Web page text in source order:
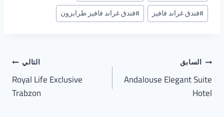
#فندق غراند فافيز #فندق غراند فافيز طرابزون
تصفّح
المقالات
السابق
Andalouse Elegant Suite
Hotel
التالي
Royal Life Exclusive
Trabzon